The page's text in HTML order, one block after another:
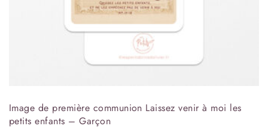
Image de première communion Laissez venir à moi les
petits enfants – Garçon